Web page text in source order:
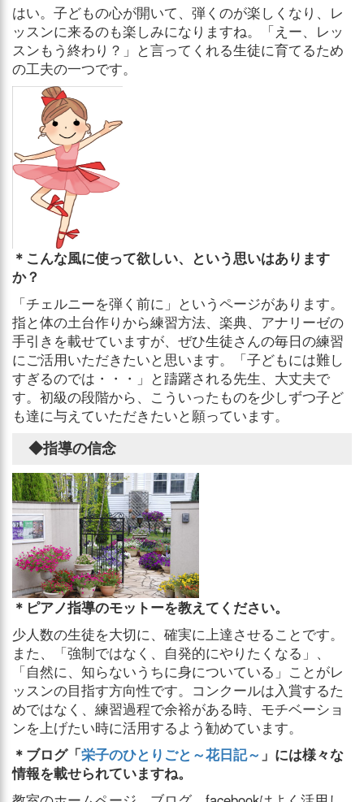
はい。子どもの心が開いて、弾くのが楽しくなり、レ
ッスンに来るのも楽しみになりますね。「えー、レッ
スンもう終わり？」と言ってくれる生徒に育てるため
の工夫の一つです。
＊こんな風に使って欲しい、という思いはあります
か？
「チェルニーを弾く前に」というページがあります。
指と体の土台作りから練習方法、楽典、アナリーゼの
手引きを載せていますが、ぜひ生徒さんの毎日の練習
にご活用いただきたいと思います。「子どもには難し
すぎるのでは・・・」と躊躇される先生、大丈夫で
す。初級の段階から、こういったものを少しずつ子ど
も達に与えていただきたいと願っています。
◆指導の信念
＊ピアノ指導のモットーを教えてください。
少人数の生徒を大切に、確実に上達させることです。
また、「強制ではなく、自発的にやりたくなる」、
「自然に、知らないうちに身についている」ことがレ
ッスンの目指す方向性です。コンクールは入賞するた
めではなく、練習過程で余裕がある時、モチベーショ
ンを上げたい時に活用するよう勧めています。
＊ブログ「栄子のひとりごと～花日記～ 」には様々な
情報を載せられていますね。